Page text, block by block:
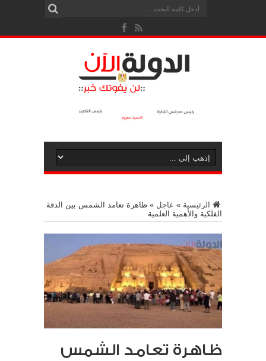
الرئيسية » عاجل » ظاهرة تعامد الشمس بين الدقة
الفلكية والأهمية العلمية
ظاهرة تعامد الشمس